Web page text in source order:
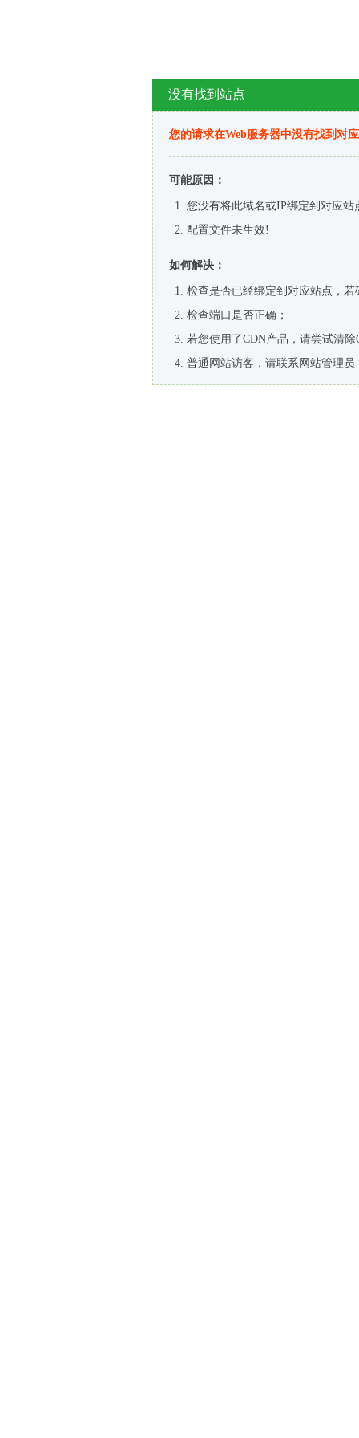
没有找到站点
您的请求在Web服务器中没有找到对
可能原因：
您没有将此域名或IP绑定到对应站
配置文件未生效!
如何解决：
检查是否已经绑定到对应站点，
检查端口是否正确；
若您使用了CDN产品，请尝试清除
普通网站访客，请联系网站管理员